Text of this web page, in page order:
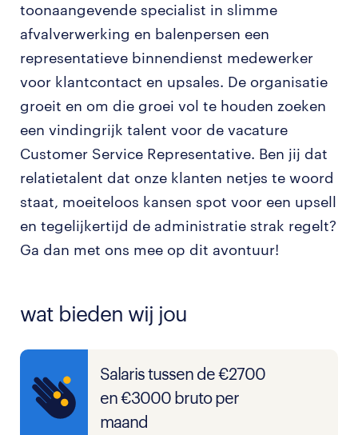
toonaangevende specialist in slimme
afvalverwerking en balenpersen een
representatieve binnendienst medewerker
voor klantcontact en upsales. De organisatie
groeit en om die groei vol te houden zoeken
een vindingrijk talent voor de vacature
Customer Service Representative. Ben jij dat
relatietalent dat onze klanten netjes te woord
staat, moeiteloos kansen spot voor een upsell
en tegelijkertijd de administratie strak regelt?
Ga dan met ons mee op dit avontuur!
wat bieden wij jou
Salaris tussen de €2700
en €3000 bruto per
maand